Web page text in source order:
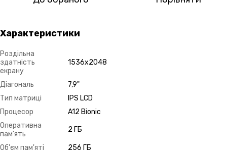
Характеристики
Роздільна
здатність
екрану
1536х2048
Діагональ
7,9"
Тип матриці
IPS LCD
Процесор
A12 Bionic
Оперативна
пам'ять
2 ГБ
Об'єм пам'яті
256 ГБ